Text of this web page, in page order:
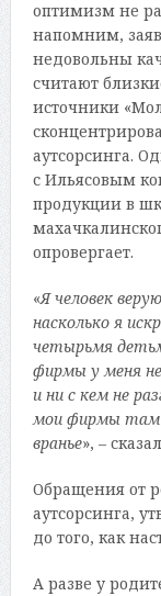
оптимизм не
напомним,
недовольны
считают
источники
аутсорсинга.
с Ильясовым
продукции в
опровергает.
«Я человек
насколько я
четырьмя
фирмы у меня
и ни с кем не
мои фирмы там
вранье», –
Обращения от
аутсорсинга,
до того, как
А разве у